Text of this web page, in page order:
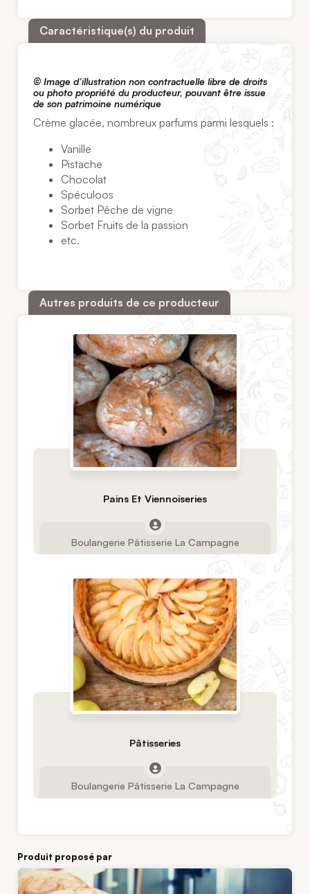
Caractéristique(s) du produit
© Image d’illustration non contractuelle libre de droits
ou photo propriété du producteur, pouvant être issue
de son patrimoine numérique
Crème glacée, nombreux parfums parmi lesquels :
Vanille
Pistache
Chocolat
Spéculoos
Sorbet Pêche de vigne
Sorbet Fruits de la passion
etc.
Autres produits de ce producteur
Pains Et Viennoiseries
Boulangerie Pâtisserie La Campagne
Pâtisseries
Boulangerie Pâtisserie La Campagne
Produit proposé par